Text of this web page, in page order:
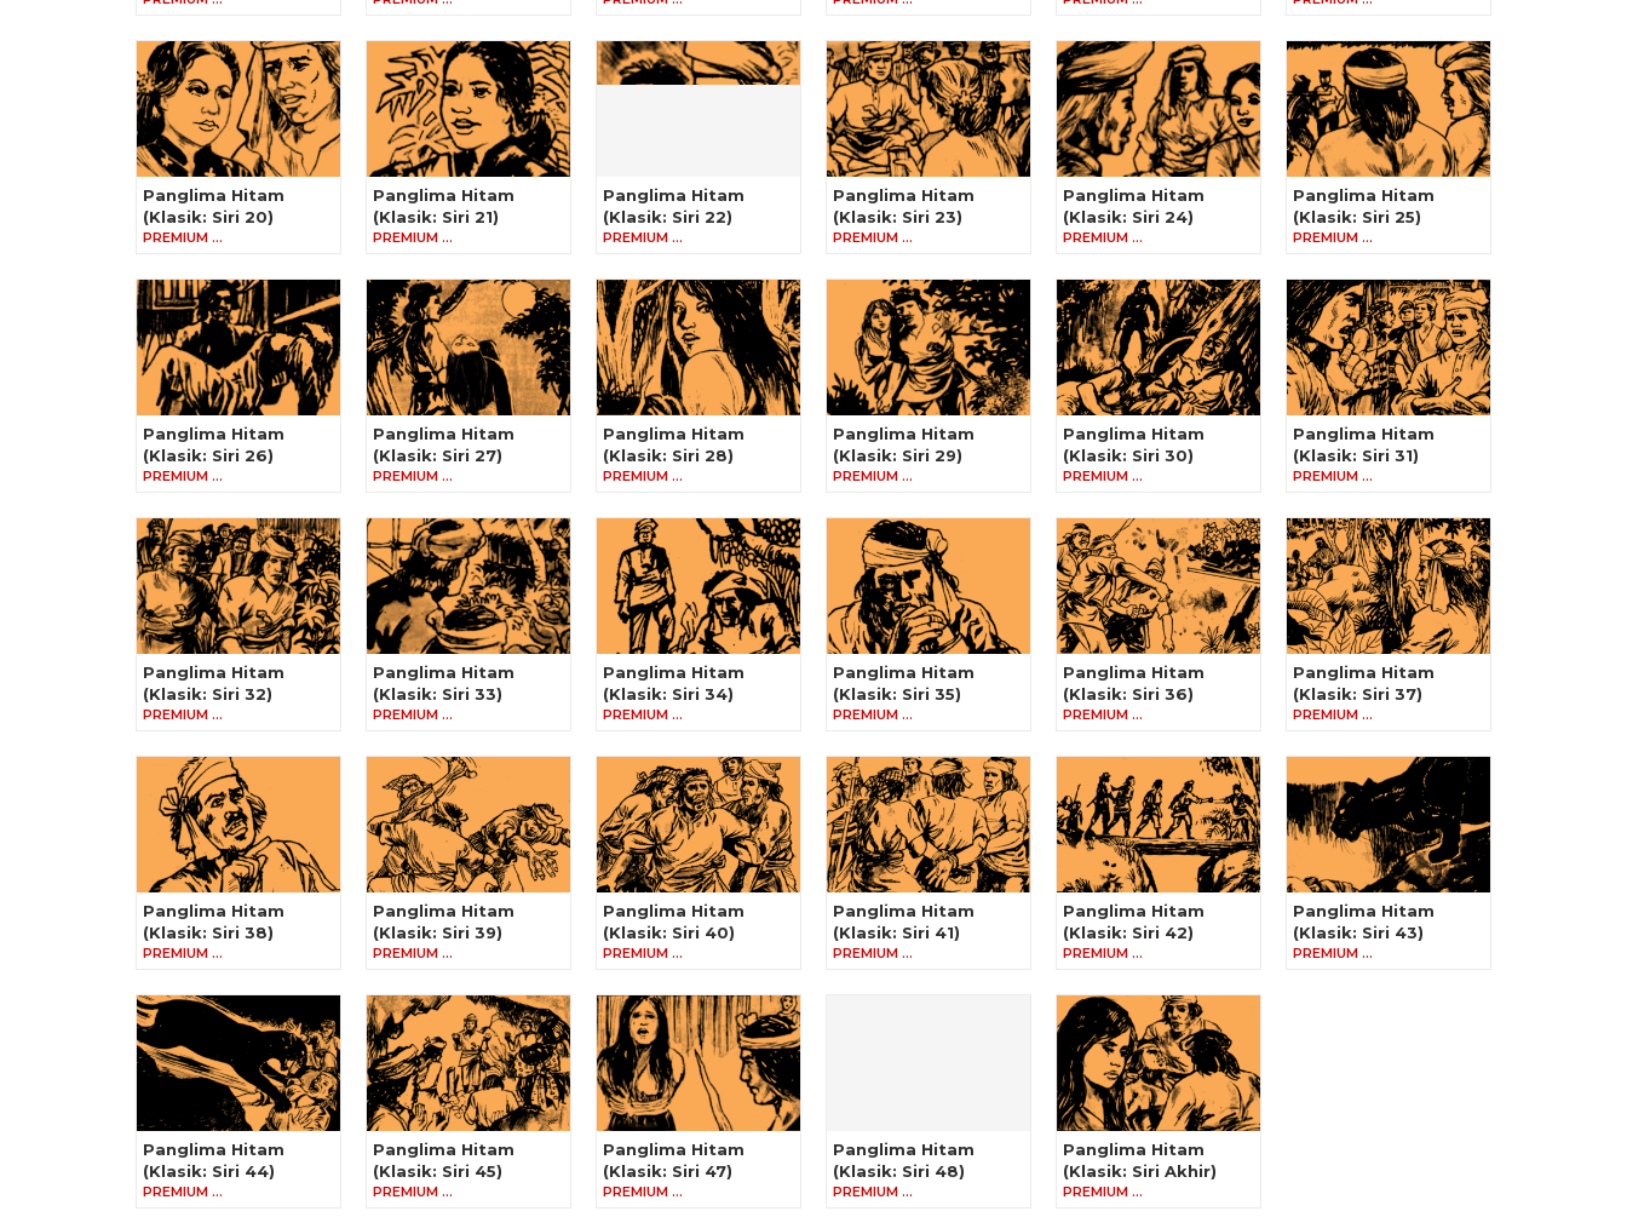
Panglima Hitam
(Klasik: Siri 20)
PREMIUM …
Panglima Hitam
(Klasik: Siri 21)
PREMIUM …
Panglima Hitam
(Klasik: Siri 22)
PREMIUM …
Panglima Hitam
(Klasik: Siri 23)
PREMIUM …
Panglima Hitam
(Klasik: Siri 24)
PREMIUM …
Panglima Hitam
(Klasik: Siri 25)
PREMIUM …
Panglima Hitam
(Klasik: Siri 26)
PREMIUM …
Panglima Hitam
(Klasik: Siri 27)
PREMIUM …
Panglima Hitam
(Klasik: Siri 28)
PREMIUM …
Panglima Hitam
(Klasik: Siri 29)
PREMIUM …
Panglima Hitam
(Klasik: Siri 30)
PREMIUM …
Panglima Hitam
(Klasik: Siri 31)
PREMIUM …
Panglima Hitam
(Klasik: Siri 32)
PREMIUM …
Panglima Hitam
(Klasik: Siri 33)
PREMIUM …
Panglima Hitam
(Klasik: Siri 34)
PREMIUM …
Panglima Hitam
(Klasik: Siri 35)
PREMIUM …
Panglima Hitam
(Klasik: Siri 36)
PREMIUM …
Panglima Hitam
(Klasik: Siri 37)
PREMIUM …
Panglima Hitam
(Klasik: Siri 38)
PREMIUM …
Panglima Hitam
(Klasik: Siri 39)
PREMIUM …
Panglima Hitam
(Klasik: Siri 40)
PREMIUM …
Panglima Hitam
(Klasik: Siri 41)
PREMIUM …
Panglima Hitam
(Klasik: Siri 42)
PREMIUM …
Panglima Hitam
(Klasik: Siri 43)
PREMIUM …
Panglima Hitam
(Klasik: Siri 44)
PREMIUM …
Panglima Hitam
(Klasik: Siri 45)
PREMIUM …
Panglima Hitam
(Klasik: Siri 47)
PREMIUM …
Panglima Hitam
(Klasik: Siri 48)
PREMIUM …
Panglima Hitam
(Klasik: Siri Akhir)
PREMIUM …